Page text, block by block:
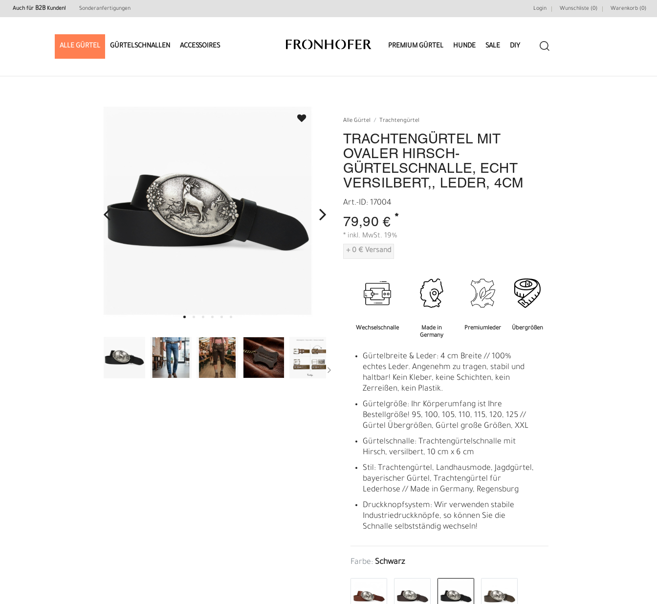
Auch für B2B Kunden! Sonderanfertigungen Login Wunschliste (0) Warenkorb (0)
ALLE GÜRTEL GÜRTELSCHNALLEN
W
ACCESSOIRES
A
PREMIUM GÜRTEL HUNDE SALE DIY
Alle Gürtel Trachtengürtel
TRACHTENGÜRTEL MIT
OVALER HIRSCH-
GÜRTELSCHNALLE, ECHT
VERSILBERT,, LEDER, 4CM
Art.-ID: 17004
79,90 € *
* inkl. MwSt. 19%
+ 0 € Versand
Wechselschnalle
Made in
Germany
Premiumleder Übergrößen
Gürtelbreite & Leder: 4 cm Breite // 100%
echtes Leder. Angenehm zu tragen, stabil und
haltbar! Kein Kleber, keine Schichten, kein
Zerreißen, kein Plastik.
Gürtelgröße: Ihr Körperumfang ist Ihre
Bestellgröße! 95, 100, 105, 110, 115, 120, 125 //
Gürtel Übergrößen, Gürtel große Größen, XXL
Gürtelschnalle: Trachtengürtelschnalle mit
Hirsch, versilbert, 10 cm x 6 cm
Stil: Trachtengürtel, Landhausmode, Jagdgürtel,
bayerischer Gürtel, Trachtengürtel für
Lederhose // Made in Germany, Regensburg
Druckknopfsystem: Wir verwenden stabile
Industriedruckknöpfe, so können Sie die
Schnalle selbstständig wechseln!
Farbe: Schwarz